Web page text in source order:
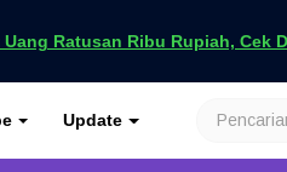
Uang Ratusan Ribu Rupiah, Cek
Update